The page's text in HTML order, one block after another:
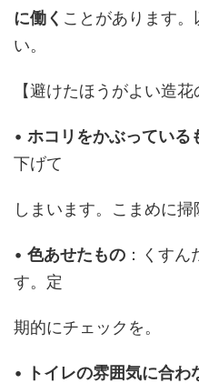
に働く ことがあります
い。
【避けたほうがよい造花
• ホコリをかぶっている
下げて
しまいます。こまめに掃
• 色あせたもの ：くす
す。定
期的にチェックを。
• トイレの雰囲気に合